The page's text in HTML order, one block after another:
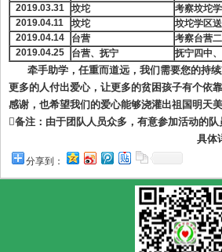
2019.03.31
坟坨 考察坟坨
2019.04.11
坟坨 坟坨学区
2019.04.14
台营 考察台营
2019.04.25
台营、抚宁 抚宁四中
牵手助学，任重而道远，我们需要您的持续
更多的人付出爱心，让更多的贫困孩子有个依
感谢，也希望我们的爱心能够浇灌出祖国明天美
备注：由于团队人员众多，有意参加活动的
具体详情请关注团
分享到：